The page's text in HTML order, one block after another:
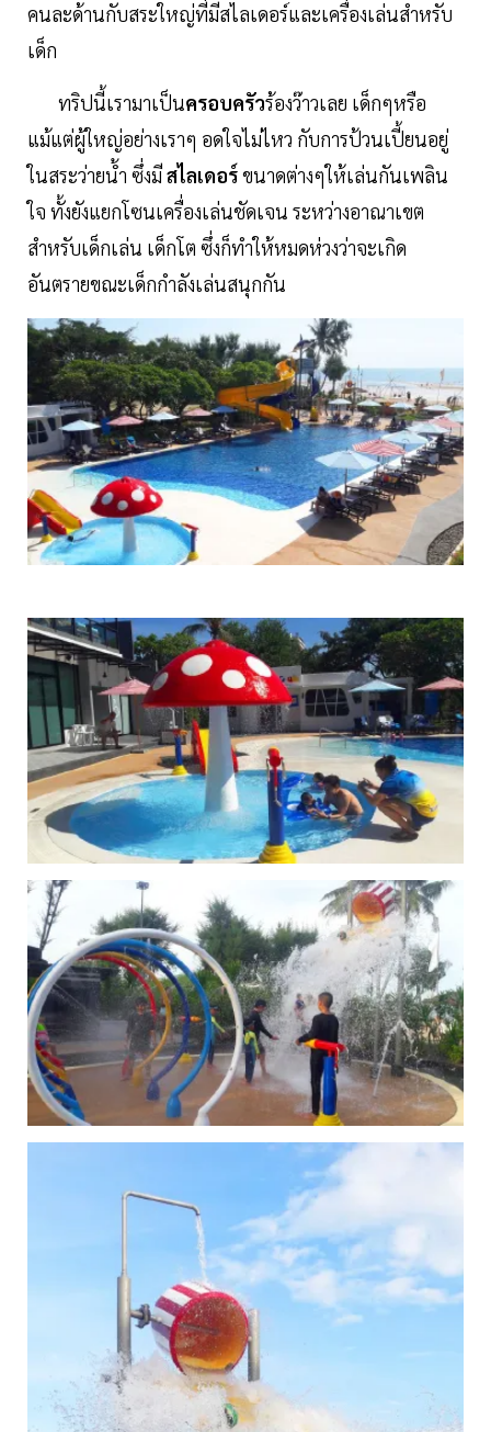
คนละด้านกับสระใหญ่ที่มีสไลเดอร์และเครื่องเล่นสำหรับ
เด็ก
ทริปนี้เรามาเป็นครอบครัวร้องว๊าวเลย เด็กๆหรือ
แม้แต่ผู้ใหญ่อย่างเราๆ อดใจไม่ไหว กับการป้วนเปี้ยนอยู่
ในสระว่ายน้ำ ซึ่งมีสไลเดอร์ขนาดต่างๆให้เล่นกันเพลิน
ใจ ทั้งยังแยกโซนเครื่องเล่นชัดเจน ระหว่างอาณาเขต
สำหรับเด็กเล่น เด็กโต ซึ่งก็ทำให้หมดห่วงว่าจะเกิด
อันตรายขณะเด็กกำลังเล่นสนุกกัน